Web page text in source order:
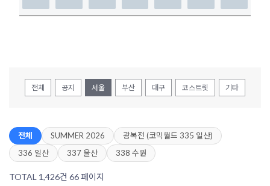
전체 공지 서울 부산 대구 코스트릿 기타
전체 SUMMER 2026
광복전 (코믹월드 335 일산)
336 일산
337 울산 338 수원
TOTAL 1,426건 66 페이지